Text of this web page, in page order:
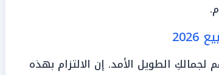
لجمالكِ الطويل الأمد. إن الالتزام بهذه